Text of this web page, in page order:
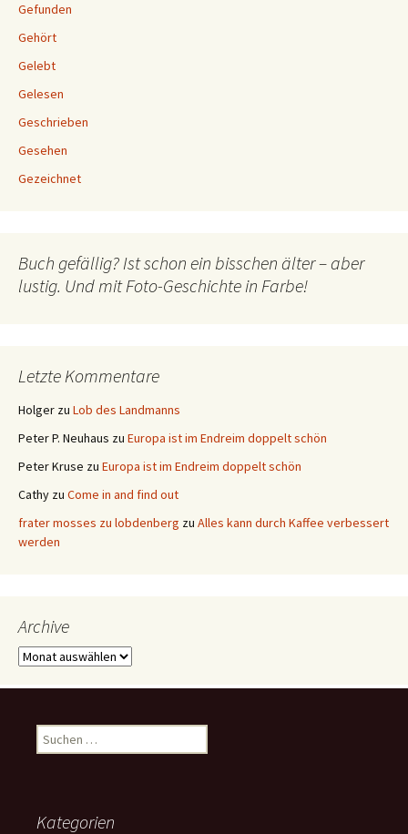
Gefunden
Gehört
Gelebt
Gelesen
Geschrieben
Gesehen
Gezeichnet
Buch gefällig? Ist schon ein bisschen älter – aber
lustig. Und mit Foto-Geschichte in Farbe!
Letzte Kommentare
Holger zu Lob des Landmanns
Peter P. Neuhaus zu Europa ist im Endreim doppelt schön
Peter Kruse zu Europa ist im Endreim doppelt schön
Cathy zu Come in and find out
frater mosses zu lobdenberg zu Alles kann durch Kaffee verbessert
werden
Archive
Archive
Suchen
nach:
Kategorien